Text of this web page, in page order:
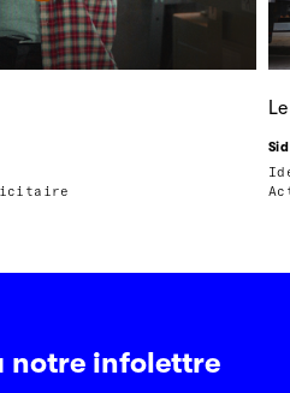
notre infolettre